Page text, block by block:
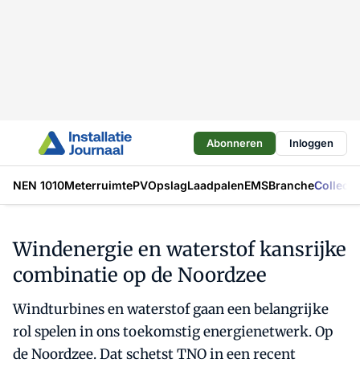
Abonneren Inloggen
NEN 1010MeterruimtePVOpslagLaadpalenEMSBranche
Windenergie en waterstof kansrijke
combinatie op de Noordzee
Windturbines en waterstof gaan een belangrijke
rol spelen in ons toekomstig energienetwerk. Op
de Noordzee. Dat schetst TNO in een recent